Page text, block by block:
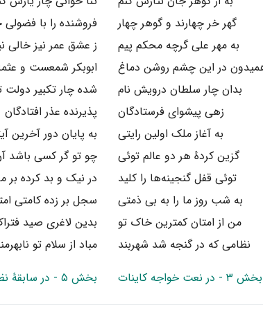
گهر خر چهارند و گوهر چهار
فروشنده را با فضولی
به مهر علی گرچه محکم پیم
ز عشق عمر نیز خالی
در این چشم روشن دماغ
ابوبکر شمعست و
بدان چار سلطان درویش نام
شده چار تکبیر دولت
زهی پیشوای فرستادگان
پذیرنده عذر افتادگان
به آغاز ملک اولین رایتی
به پایان دور آخرین
گزین کردهٔ هر دو عالم توئی
چو تو گر کسی باشد
توئی قفل گنجینه‌ها را کلید
در نیک و بد کرده بر
به شب روز ما را به بی ذمتی
سجل بر زده کامتی
من از امتان کمترین خاک تو
بدین لاغری صید
نظامی که در گنجه شد شهربند
مباد از سلام تو
بخش ۳ - در نعت خواجه کاینات
بخش ۵ - در سابقهٔ نظم شرفنامه